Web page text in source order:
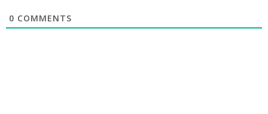
0 COMMENTS